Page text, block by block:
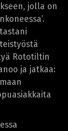
jolla on
Rototiltin
ja jatkaa: